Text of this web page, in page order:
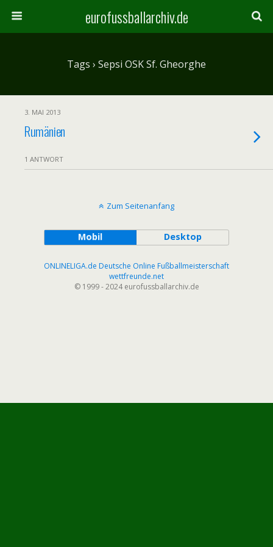
eurofussballarchiv.de
Tags › Sepsi OSK Sf. Gheorghe
3. MAI 2013
Rumänien
1 ANTWORT
Zum Seitenanfang
Mobil Desktop
ONLINELIGA.de Deutsche Online Fußballmeisterschaft
wettfreunde.net
© 1999 - 2024 eurofussballarchiv.de